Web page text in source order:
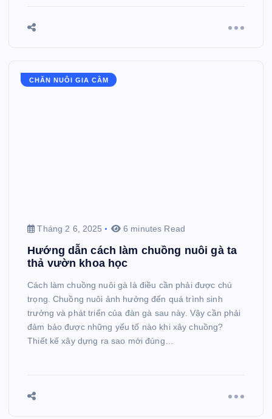
CHĂN NUÔI GIA CẦM
Tháng 2 6, 2025 6 minutes Read
Hướng dẫn cách làm chuồng nuôi gà ta
thả vườn khoa học
Cách làm chuồng nuôi gà là điều cần phải được chú
trọng. Chuồng nuôi ảnh hưởng đến quá trình sinh
trưởng và phát triển của đàn gà sau này. Vậy cần phải
đảm bảo được những yếu tố nào khi xây chuồng?
Thiết kế xây dựng ra sao mới đúng…